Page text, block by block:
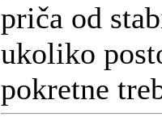
priča od
ukoliko
pokretne